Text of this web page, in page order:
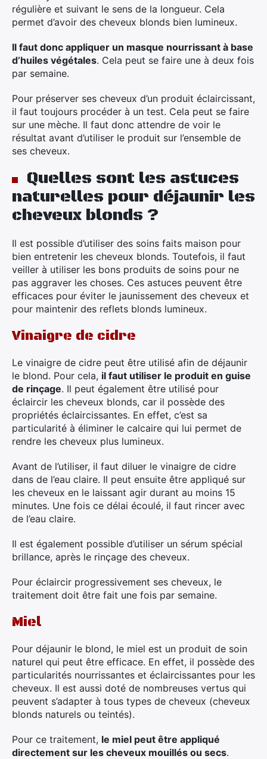
régulière et suivant le sens de la longueur. Cela
permet d’avoir des cheveux blonds bien lumineux.
Il faut donc appliquer un masque nourrissant à base
d’huiles végétales. Cela peut se faire une à deux fois
par semaine.
Pour préserver ses cheveux d’un produit éclaircissant,
il faut toujours procéder à un test. Cela peut se faire
sur une mèche. Il faut donc attendre de voir le
résultat avant d’utiliser le produit sur l’ensemble de
ses cheveux.
Quelles sont les astuces
naturelles pour déjaunir les
cheveux blonds ?
Il est possible d’utiliser des soins faits maison pour
bien entretenir les cheveux blonds. Toutefois, il faut
veiller à utiliser les bons produits de soins pour ne
pas aggraver les choses. Ces astuces peuvent être
efficaces pour éviter le jaunissement des cheveux et
pour maintenir des reflets blonds lumineux.
Vinaigre de cidre
Le vinaigre de cidre peut être utilisé afin de déjaunir
le blond. Pour cela, il faut utiliser le produit en guise
de rinçage. Il peut également être utilisé pour
éclaircir les cheveux blonds, car il possède des
propriétés éclaircissantes. En effet, c’est sa
particularité à éliminer le calcaire qui lui permet de
rendre les cheveux plus lumineux.
Avant de l’utiliser, il faut diluer le vinaigre de cidre
dans de l’eau claire. Il peut ensuite être appliqué sur
les cheveux en le laissant agir durant au moins 15
minutes. Une fois ce délai écoulé, il faut rincer avec
de l’eau claire.
Il est également possible d’utiliser un sérum spécial
brillance, après le rinçage des cheveux.
Pour éclaircir progressivement ses cheveux, le
traitement doit être fait une fois par semaine.
Miel
Pour déjaunir le blond, le miel est un produit de soin
naturel qui peut être efficace. En effet, il possède des
particularités nourrissantes et éclaircissantes pour les
cheveux. Il est aussi doté de nombreuses vertus qui
peuvent s’adapter à tous types de cheveux (cheveux
blonds naturels ou teintés).
Pour ce traitement, le miel peut être appliqué
directement sur les cheveux mouillés ou secs.
Rechercher
: